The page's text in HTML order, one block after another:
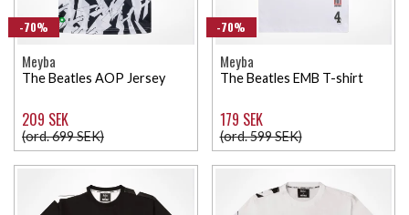
-70%
Meyba
The Beatles AOP Jersey
209 SEK
(ord. 699 SEK)
-70%
Meyba
The Beatles EMB T-shirt
179 SEK
(ord. 599 SEK)